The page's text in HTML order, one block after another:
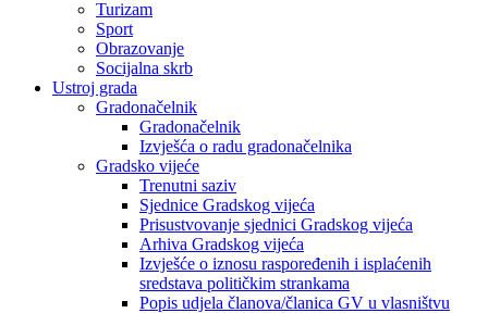
Turizam
Sport
Obrazovanje
Socijalna skrb
Ustroj grada
Gradonačelnik
Gradonačelnik
Izvješća o radu gradonačelnika
Gradsko vijeće
Trenutni saziv
Sjednice Gradskog vijeća
Prisustvovanje sjednici Gradskog vijeća
Arhiva Gradskog vijeća
Izvješće o iznosu raspoređenih i isplaćenih
sredstava političkim strankama
Popis udjela članova/članica GV u vlasništvu